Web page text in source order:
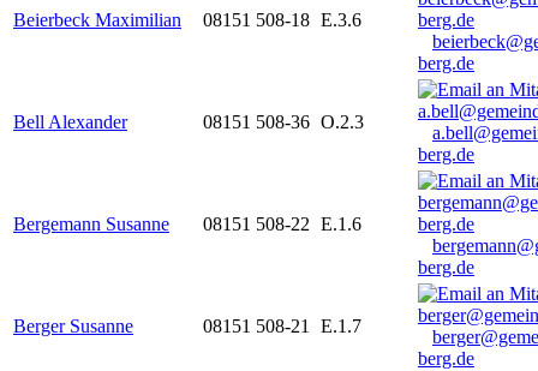
Beierbeck Maximilian 08151 508-18 E.3.6
berg.de
Bell Alexander 08151 508-36 O.2.3
berg.de
Bergemann Susanne 08151 508-22 E.1.6
berg.de
Berger Susanne 08151 508-21 E.1.7
berg.de